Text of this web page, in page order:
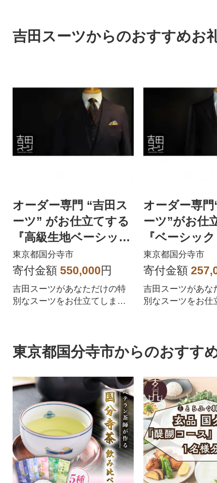
吉田スーツからのおすすめお
オーダー専門 “吉田ス
ーツ” がお仕立てする
『高級生地ベーシック
スリーピーススーツ』
東京都国分寺市
寄付金額 550,000円
吉田スーツがあなただけの特
別なスーツをお仕立てしま
オーダー専門
ーツ”がお仕
『ベーシッ
ーク・ライ
東京都国分寺市
寄付金額
吉田スーツがあな
別なスーツをお仕
東京都国分寺市からのおすす